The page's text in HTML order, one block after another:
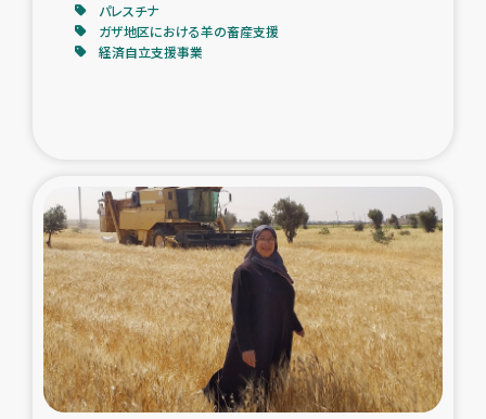
パレスチナ
ガザ地区における羊の畜産支援
経済自立支援事業